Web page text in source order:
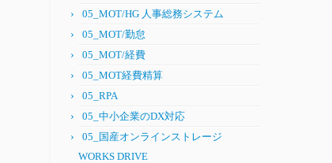
05_MOT/HG 人事総務システム
05_MOT/勤怠
05_MOT/経費
05_MOT経費精算
05_RPA
05_中小企業のDX対応
05_国産オンラインストレージ
WORKS DRIVE